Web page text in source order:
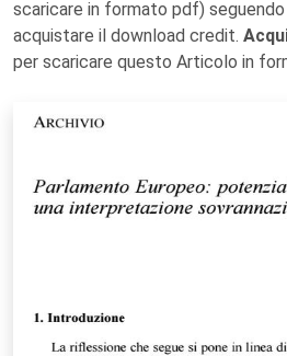
scaricare in formato pdf)
acquistare il download credit.
per scaricare questo Articolo in